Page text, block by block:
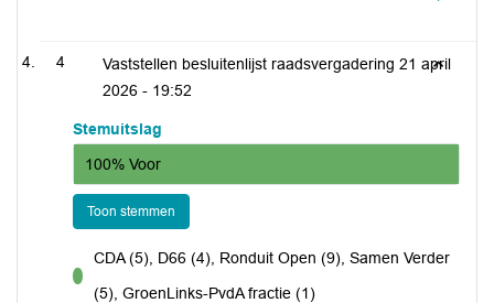
4
Vaststellen besluitenlijst raadsvergadering 21 april
2026 - 19:52
Stemuitslag
100% Voor
Toon stemmen
voor
CDA (5), D66 (4), Ronduit Open (9), Samen Verder
(5), GroenLinks-PvdA fractie (1)